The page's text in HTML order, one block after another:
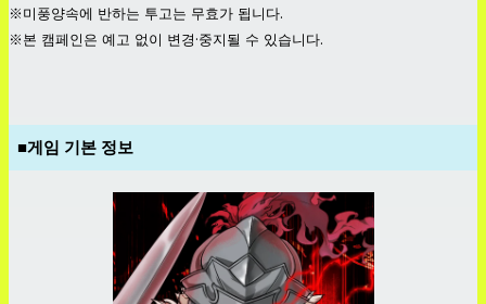
※미풍양속에 반하는 투고는 무효가 됩니다.
※본 캠페인은 예고 없이 변경·중지될 수 있습니다.
■게임 기본 정보